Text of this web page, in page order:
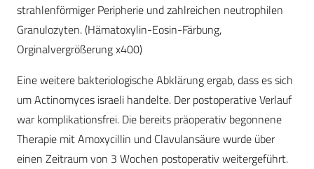
strahlenförmiger Peripherie und zahlreichen neutrophilen
Granulozyten. (Hämatoxylin-Eosin-Färbung,
Orginalvergrößerung x400)
Eine weitere bakteriologische Abklärung ergab, dass es sich
um Actinomyces israeli handelte. Der postoperative Verlauf
war komplikationsfrei. Die bereits präoperativ begonnene
Therapie mit Amoxycillin und Clavulansäure wurde über
einen Zeitraum von 3 Wochen postoperativ weitergeführt.